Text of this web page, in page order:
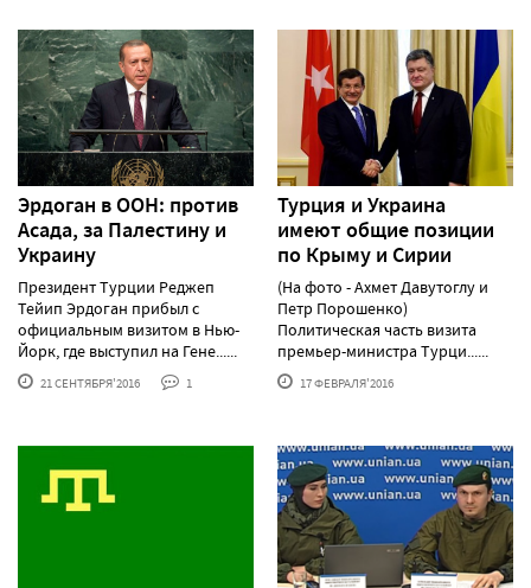
Эрдоган в ООН: против
Асада, за Палестину и
Украину
Президент Турции Реджеп
Тейип Эрдоган прибыл с
официальным визитом в Нью-
Йорк, где выступил на Гене......
21 СЕНТЯБРЯ'2016 1
Турция и Украина
имеют общие позиции
по Крыму и Сирии
(На фото - Ахмет Давутоглу и
Петр Порошенко)
Политическая часть визита
премьер-министра Турци......
17 ФЕВРАЛЯ'2016